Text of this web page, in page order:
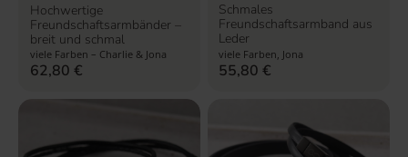
Hochwertige
Freundschaftsarmbänder –
breit und schmal
viele Farben – Charlie & Jona
62,80 €
Schmales
Freundschaftsarmband aus
Leder
viele Farben, Jona
55,80€